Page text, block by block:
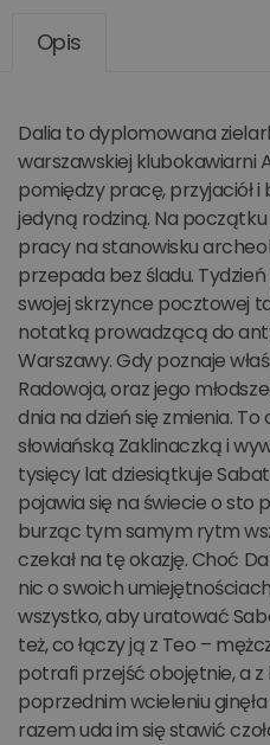
Opis
Dalia to dyplomowana
warszawskiej klubokawiarni
pomiędzy pracę, przyjaciół
jedyną rodziną. Na
pracy na stanowisku
przepada bez śladu.
swojej skrzynce pocztowej
notatką prowadzącą do
Warszawy. Gdy poznaje
Radowoja, oraz jego
dnia na dzień się zmienia. To
słowiańską Zaklinaczką i
tysięcy lat dziesiątkuje
pojawia się na świecie o sto
burząc tym samym rytm
czekał na tę okazję. Choć
nic o swoich
wszystko, aby uratować
też, co łączy ją z Teo –
potrafi przejść obojętnie, a
poprzednim wcieleniu
razem uda im się stawić